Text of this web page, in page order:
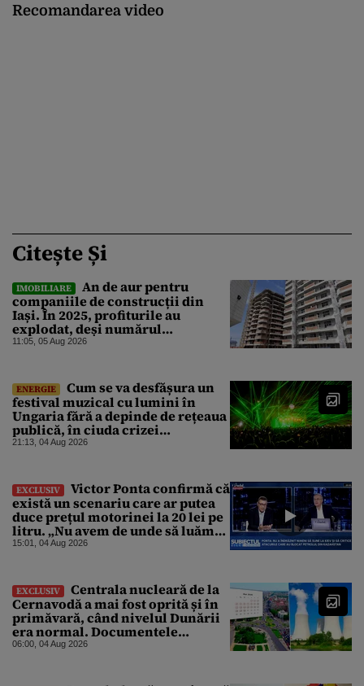
Recomandarea video
Citește Și
IMOBILIARE
An de aur pentru
companiile de construcții din
Iași. În 2025, profiturile au
explodat, deși numărul
angajaților a scăzut
11:05, 05 Aug 2026
ENERGIE
Cum se va desfășura un
festival muzical cu lumini în
Ungaria fără a depinde de rețeaua
publică, în ciuda crizei
energetice
21:13, 04 Aug 2026
EXCLUSIV
Victor Ponta confirmă că
există un scenariu care ar putea
duce prețul motorinei la 20 lei pe
litru. „Nu avem de unde să luăm
petrol”
15:01, 04 Aug 2026
EXCLUSIV
Centrala nucleară de la
Cernavodă a mai fost oprită și în
primăvară, când nivelul Dunării
era normal. Documentele
descoperite de Gândul arată că
06:00, 04 Aug 2026